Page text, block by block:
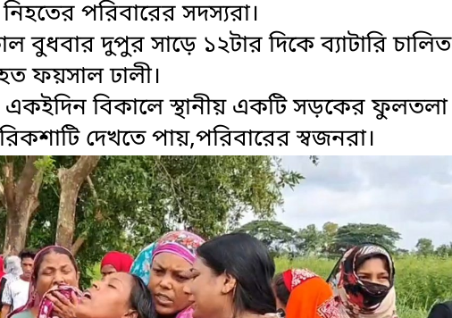
পরিবারের সদস্যরা।
বুধবার দুপুর সাড়ে ১২টার দিকে ব্যাটারি চালিত
ফয়সাল ঢালী।
বিকালে স্থানীয় একটি সড়কের ফুলতলা
দেখতে পায়,পরিবারের স্বজনরা।